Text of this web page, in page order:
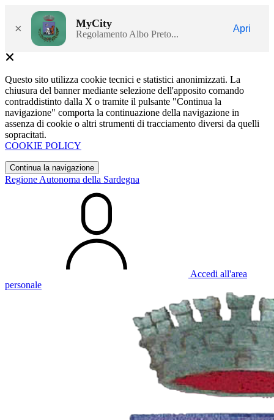
× MyCity
Regolamento Albo Preto...
Apri
Questo sito utilizza cookie tecnici e statistici anonimizzati. La
chiusura del banner mediante selezione dell'apposito comando
contraddistinto dalla X o tramite il pulsante "Continua la
navigazione" comporta la continuazione della navigazione in
assenza di cookie o altri strumenti di tracciamento diversi da quelli
sopracitati.
COOKIE POLICY
Continua la navigazione
Regione Autonoma della Sardegna
Accedi all'area
personale